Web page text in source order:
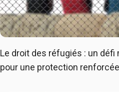
Le droit des réfugiés : un défi
pour une protection renforcée